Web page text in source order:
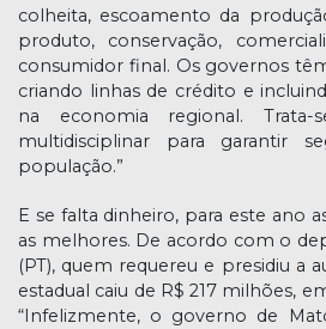
colheita, escoamento da
produto, conservação,
consumidor final. Os governos
criando linhas de crédito e
na economia regional.
multidisciplinar para garantir
população.”
E se falta dinheiro, para este ano
as melhores. De acordo com o
(PT), quem requereu e presidiu a
estadual caiu de R$ 217 milhões,
“Infelizmente, o governo de